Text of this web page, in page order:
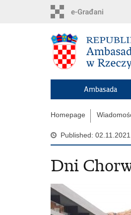
Ambasada
Homepage
Published: 02.11.2021.
Dni